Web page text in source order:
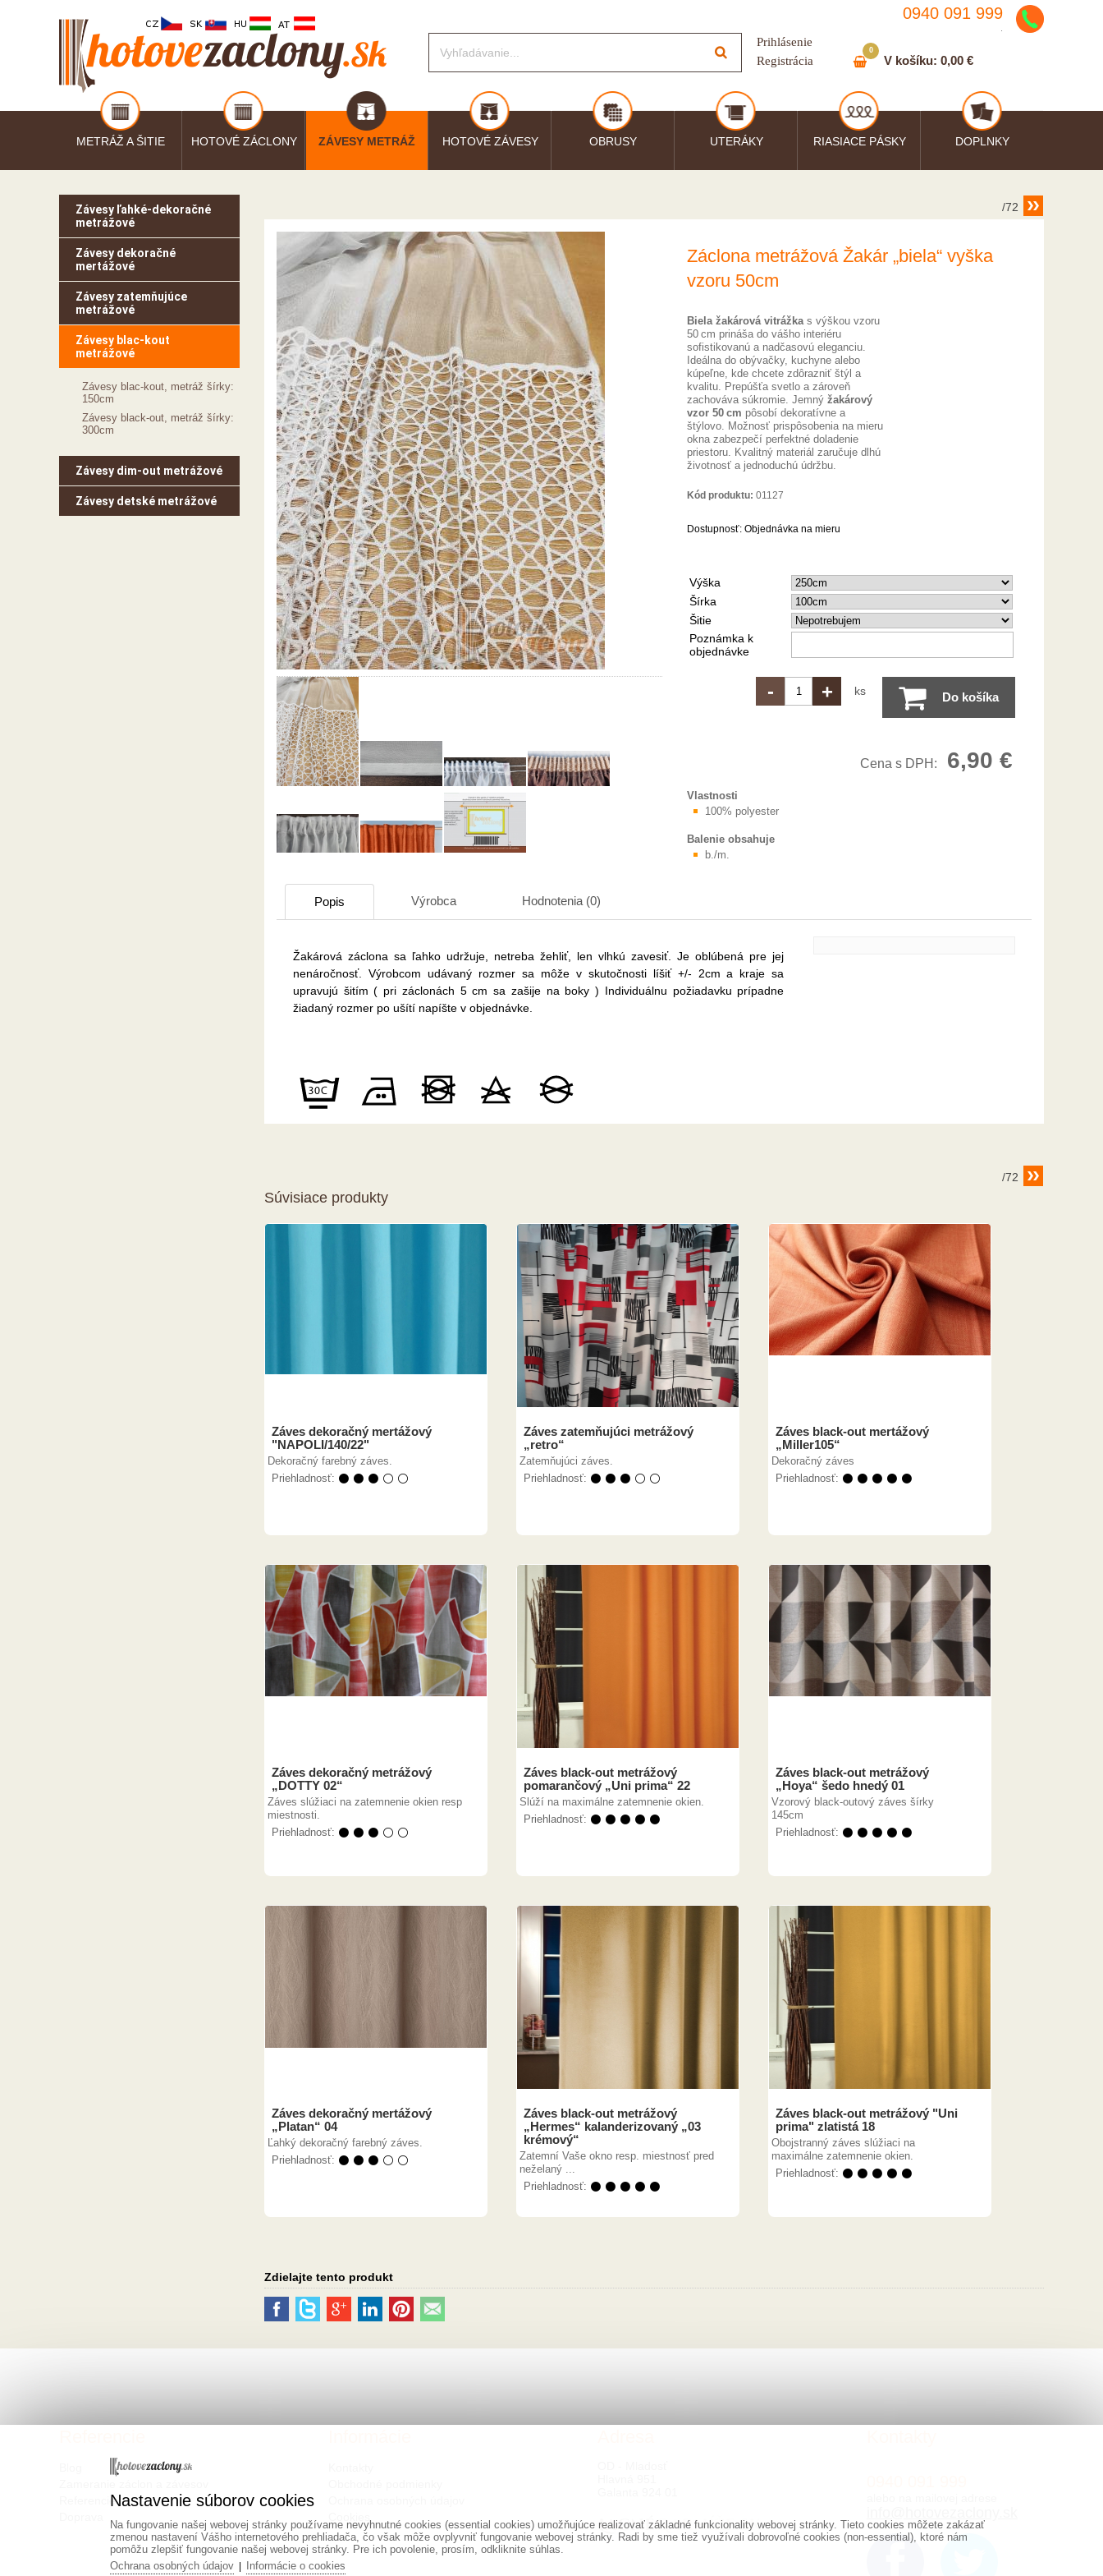
0940 091 999
Prihlásenie
Registrácia
V košíku: 0,00 €
0
METRÁŽ A ŠITIE HOTOVÉ ZÁCLONY ZÁVESY METRÁŽ HOTOVÉ ZÁVESY OBRUSY UTERÁKY RIASIACE PÁSKY DOPLNKY
Závesy ľahké-dekoračné
metrážové
Závesy dekoračné
mertážové
Závesy zatemňujúce
metrážové
Závesy blac-kout
metrážové
Závesy blac-kout, metráž šírky:
150cm
Závesy black-out, metráž šírky:
300cm
Závesy dim-out metrážové
Závesy detské metrážové
/72
Záclona metrážová Žakár „biela“ vyška
vzoru 50cm
Biela žakárová vitrážkas výškou vzoru
50 cm prináša do vášho interiéru
sofistikovanú a nadčasovú eleganciu.
Ideálna do obývačky, kuchyne alebo
kúpeľne, kde chcete zdôrazniť štýl a
kvalitu. Prepúšťa svetlo a zároveň
zachováva súkromie. Jemný žakárový
vzor 50 cm pôsobí dekoratívne a
štýlovo. Možnosť prispôsobenia na mieru
okna zabezpečí perfektné doladenie
priestoru. Kvalitný materiál zaručuje dlhú
životnosť a jednoduchú údržbu.
Kód produktu: 01127
Dostupnosť: Objednávka na mieru
Výška
Šírka
Šitie
Poznámka k
objednávke
- + ks Do košíka
Cena s DPH: 6,90 €
Vlastnosti
100% polyester
Balenie obsahuje
b./m.
Popis Výrobca Hodnotenia (0)
Žakárová záclona sa ľahko udržuje, netreba žehliť, len vlhkú zavesiť. Je oblúbená pre jej
nenáročnosť. Výrobcom udávaný rozmer sa môže v skutočnosti líšiť +/- 2cm a kraje sa
upravujú šitím ( pri záclonách 5 cm sa zašije na boky ) Individuálnu požiadavku prípadne
žiadaný rozmer po ušítí napíšte v objednávke.
/72
Súvisiace produkty
Záves dekoračný mertážový
"NAPOLI/140/22"
Dekoračný farebný záves.
Priehladnosť: ⚫ ⚫ ⚫ ⚪ ⚪
Záves zatemňujúci metrážový
„retro“
Zatemňujúci záves.
Priehladnosť: ⚫ ⚫ ⚫ ⚪ ⚪
Záves black-out mertážový
„Miller105“
Dekoračný záves
Priehladnosť: ⚫ ⚫ ⚫ ⚫ ⚫
Záves dekoračný metrážový
„DOTTY 02“
Záves slúžiaci na zatemnenie okien resp
miestnosti.
Priehladnosť: ⚫ ⚫ ⚫ ⚪ ⚪
Záves black-out metrážový
pomarančový „Uni prima“ 22
Slúží na maximálne zatemnenie okien.
Priehladnosť: ⚫ ⚫ ⚫ ⚫ ⚫
Záves black-out metrážový
„Hoya“ šedo hnedý 01
Vzorový black-outový záves šírky
145cm
Priehladnosť: ⚫ ⚫ ⚫ ⚫ ⚫
Záves dekoračný mertážový
„Platan“ 04
Ľahký dekoračný farebný záves.
Priehladnosť: ⚫ ⚫ ⚫ ⚪ ⚪
Záves black-out metrážový
„Hermes“ kalanderizovaný „03
krémový“
Zatemní Vaše okno resp. miestnosť pred
neželaný ...
Priehladnosť: ⚫ ⚫ ⚫ ⚫ ⚫
Záves black-out metrážový "Uni
prima" zlatistá 18
Obojstranný záves slúžiaci na
maximálne zatemnenie okien.
Priehladnosť: ⚫ ⚫ ⚫ ⚫ ⚫
Zdielajte tento produkt
ReferencieNastavenie súborov cookies
Na fungovanie našej webovej stránky používame nevyhnutné cookies (essential cookies) umožňujúce realizovať základné funkcionality webovej stránky. Tieto cookies môžete zakázať
zmenou nastavení Vášho internetového prehliadača, čo však môže ovplyvniť fungovanie webovej stránky. Radi by sme tiež využívali dobrovoľné cookies (non-essential), ktoré nám
pomôžu zlepšiť fungovanie našej webovej stránky. Pre ich povolenie, prosím, odkliknite súhlas.
Ochrana osobných údajov
Informácie o cookies